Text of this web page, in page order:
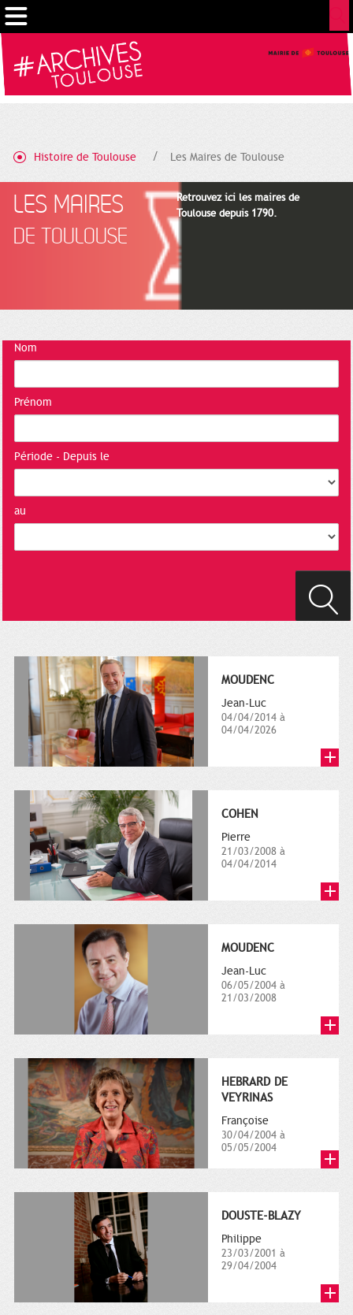
Histoire de Toulouse Les Maires de Toulouse
LES MAIRES
DE TOULOUSE
Retrouvez ici les maires de
Toulouse depuis 1790.
Nom
Prénom
Période - Depuis le
au
MOUDENC
Jean-Luc
04/04/2014 à
04/04/2026
COHEN
Pierre
21/03/2008 à
04/04/2014
MOUDENC
Jean-Luc
06/05/2004 à
21/03/2008
HEBRARD DE
VEYRINAS
Françoise
30/04/2004 à
05/05/2004
DOUSTE-BLAZY
Philippe
23/03/2001 à
29/04/2004
Gestion de vos préférences sur les cookies